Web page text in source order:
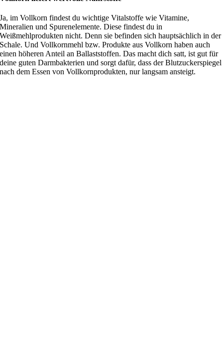
Ja, im Vollkorn findest du wichtige Vitalstoffe wie Vitamine,
Mineralien und Spurenelemente. Diese findest du in
Weißmehlprodukten nicht. Denn sie befinden sich hauptsächlich in der
Schale. Und Vollkornmehl bzw. Produkte aus Vollkorn haben auch
einen höheren Anteil an Ballaststoffen. Das macht dich satt, ist gut für
deine guten Darmbakterien und sorgt dafür, dass der Blutzuckerspiegel
nach dem Essen von Vollkornprodukten, nur langsam ansteigt.